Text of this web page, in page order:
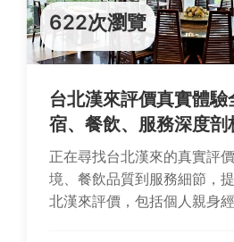
622次瀏覽
台北漢來評價真實體驗
宿、餐飲、服務深度剖
正在尋找台北漢來的真實評
境、餐飲品質到服務細節，
北漢來評價，包括個人親身